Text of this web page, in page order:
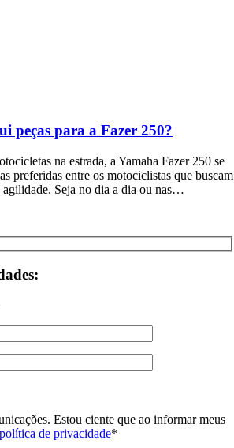
peças para a Fazer 250?
na estrada, a Yamaha Fazer 250 se
preferidas entre os motociclistas que buscam
agilidade. Seja no dia a dia ou nas…
Estou ciente que ao informar meus
política de privacidade*